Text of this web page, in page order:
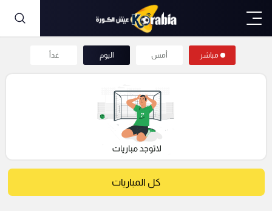
مباشر أمس اليوم غداً
كل المباريات